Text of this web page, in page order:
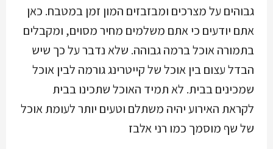
גבוהים על מצרכים ומבזבזים המון זמן במטבח. כאן
אתם יודעים כי אתם משלמים מחיר מסוים, ומקבלים
בתמורה אוכל ברמה גבוהה. שלא נדבר על כך שיש
הבדל עצום בין אוכל של קייטרינג גורמה לבין אוכל
שמכינים בבית. לא תמיד האוכל שתכינו בבית
לקראת האירוע יהיה משתלם וטעים יותר לעומת אוכל
של שף מוסמך כמו רני אלבז